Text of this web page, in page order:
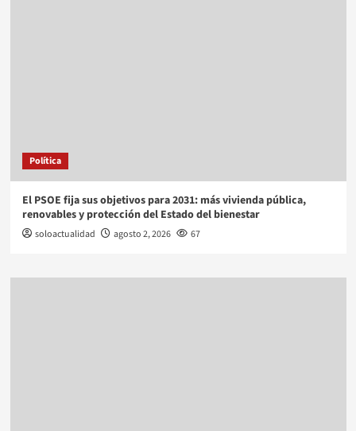
Política
El PSOE fija sus objetivos para 2031: más vivienda pública,
renovables y protección del Estado del bienestar
soloactualidad agosto 2, 2026 67